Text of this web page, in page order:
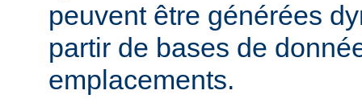
peuvent être générées
partir de bases de
emplacements.